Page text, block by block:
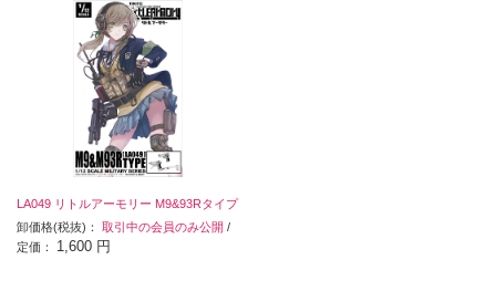
LA049 リトルアーモリー M9&93Rタイプ
卸価格(税抜)： 取引中の会員のみ公開 /
定価： 1,600 円